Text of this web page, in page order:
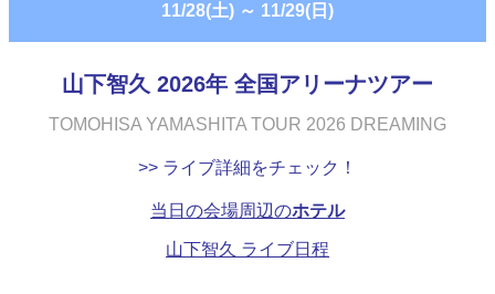
11/28(土) ～ 11/29(日)
山下智久 2026年 全国アリーナツアー
TOMOHISA YAMASHITA TOUR 2026 DREAMING
>> ライブ詳細をチェック！
当日の会場周辺のホテル
山下智久 ライブ日程